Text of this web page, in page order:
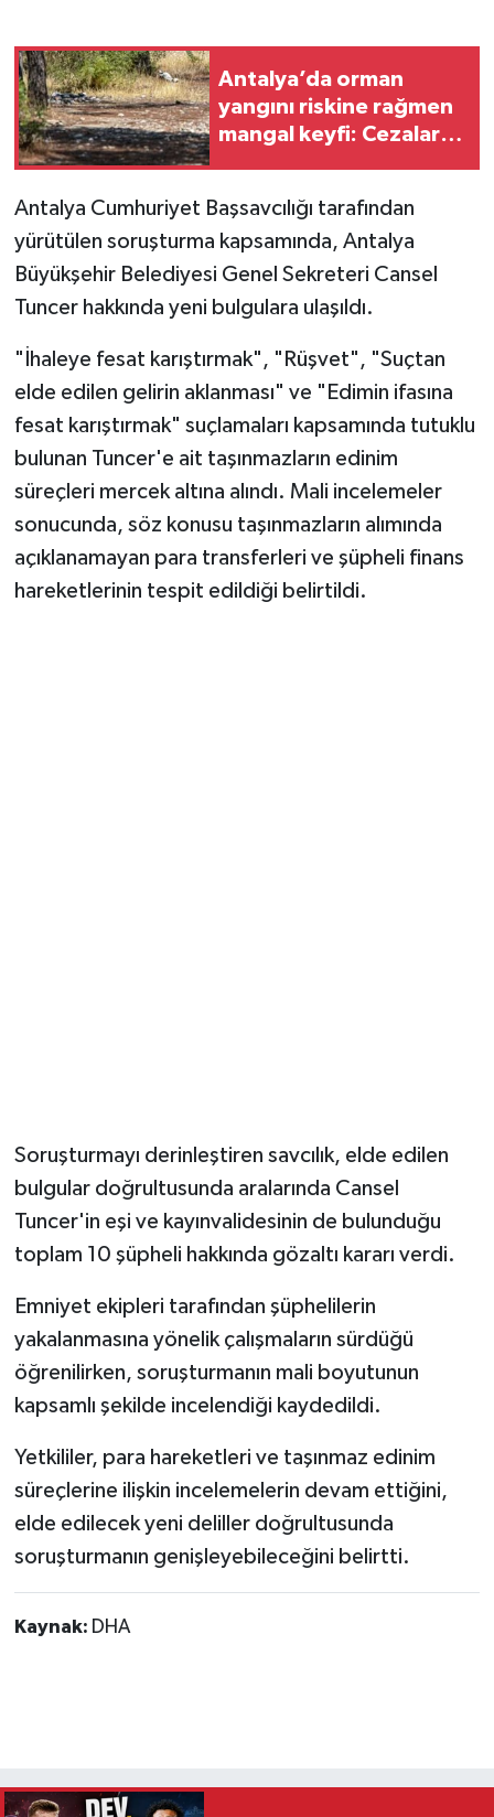
Antalya’da orman
yangını riskine rağmen
mangal keyfi: Cezalar
Antalya Cumhuriyet Başsavcılığı tarafından
yürütülen soruşturma kapsamında, Antalya
Büyükşehir Belediyesi Genel Sekreteri Cansel
Tuncer hakkında yeni bulgulara ulaşıldı.
"İhaleye fesat karıştırmak", "Rüşvet", "Suçtan
elde edilen gelirin aklanması" ve "Edimin ifasına
fesat karıştırmak" suçlamaları kapsamında tutuklu
bulunan Tuncer'e ait taşınmazların edinim
süreçleri mercek altına alındı. Mali incelemeler
sonucunda, söz konusu taşınmazların alımında
açıklanamayan para transferleri ve şüpheli finans
hareketlerinin tespit edildiği belirtildi.
Soruşturmayı derinleştiren savcılık, elde edilen
bulgular doğrultusunda aralarında Cansel
Tuncer'in eşi ve kayınvalidesinin de bulunduğu
toplam 10 şüpheli hakkında gözaltı kararı verdi.
Emniyet ekipleri tarafından şüphelilerin
yakalanmasına yönelik çalışmaların sürdüğü
öğrenilirken, soruşturmanın mali boyutunun
kapsamlı şekilde incelendiği kaydedildi.
Yetkililer, para hareketleri ve taşınmaz edinim
süreçlerine ilişkin incelemelerin devam ettiğini,
elde edilecek yeni deliller doğrultusunda
soruşturmanın genişleyebileceğini belirtti.
Kaynak: DHA
Seri İlan
Siyaset
Sokak Hayvanlarını Sahiplendirme
Sonsöz Özel
Spor
Yaşam